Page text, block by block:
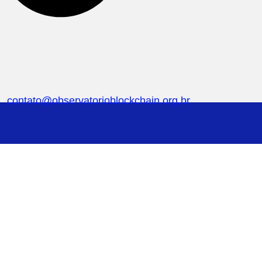
contato@observatorioblockchain.org.br